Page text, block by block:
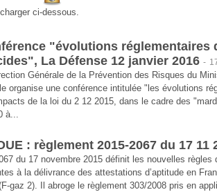
ci-dessous.
"évolutions réglementaires
La Défense 12 janvier 2016 -
Générale de la Prévention des Risques du
organise une conférence intitulée "les évolutions
de la loi du 2 12 2015, dans le cadre des
à...
: règlement 2015-2067 du 17 11
du 17 novembre 2015 définit les nouvelles
à la délivrance des attestations d’aptitude en
gaz 2). Il abroge le règlement 303/2008 pris en